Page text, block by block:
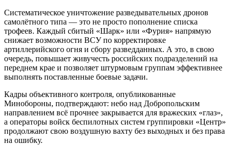
Систематическое уничтожение разведывательных дронов
самолётного типа — это не просто пополнение списка
трофеев. Каждый сбитый «Шарк» или «Фурия» напрямую
снижает возможности ВСУ по корректировке
артиллерийского огня и сбору разведданных. А это, в свою
очередь, повышает живучесть российских подразделений на
переднем крае и позволяет штурмовым группам эффективнее
выполнять поставленные боевые задачи.
Кадры объективного контроля, опубликованные
Минобороны, подтверждают: небо над Добропольским
направлением всё прочнее закрывается для вражеских «глаз»,
а операторы войск беспилотных систем группировки «Центр»
продолжают свою воздушную вахту без выходных и без права
на ошибку.